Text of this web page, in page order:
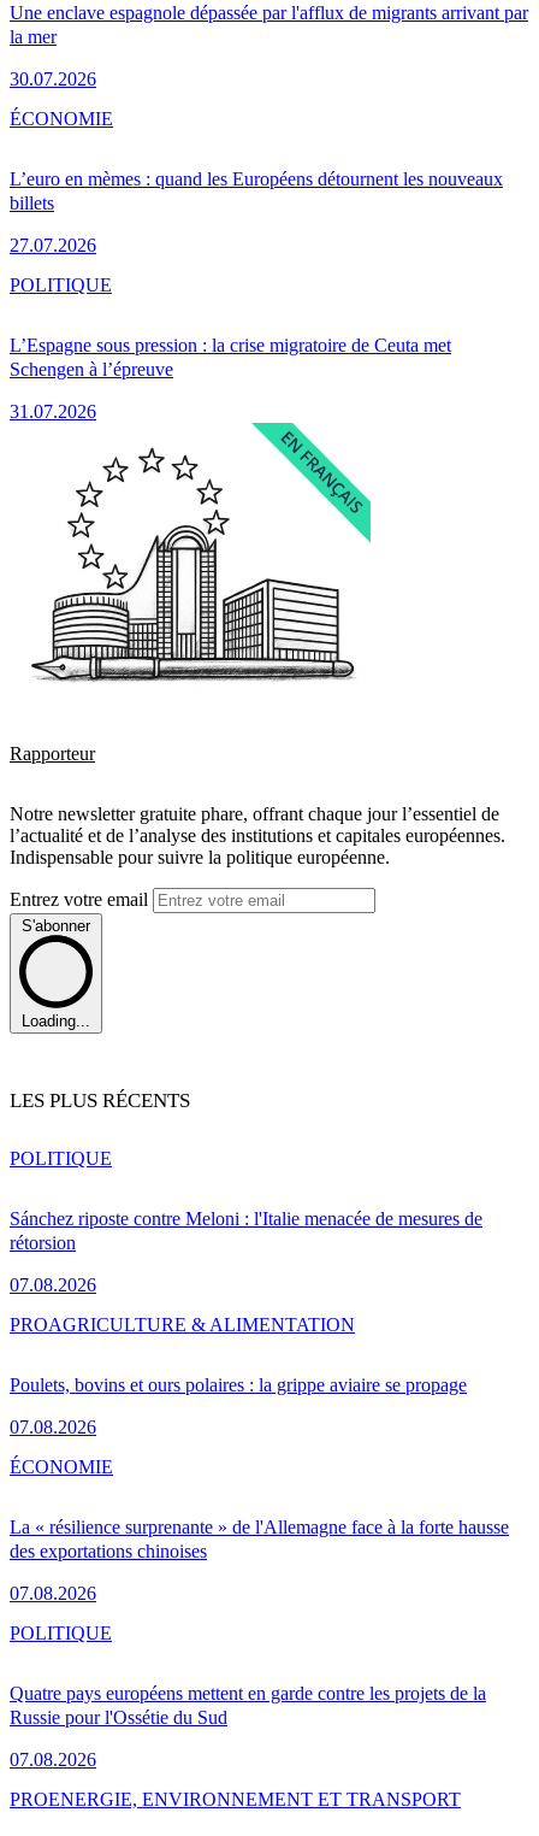
Une enclave espagnole dépassée par l'afflux de migrants arrivant par
la mer
30.07.2026
L’euro en mèmes : quand les Européens détournent les nouveaux
billets
27.07.2026
ÉCONOMIE
L’Espagne sous pression : la crise migratoire de Ceuta met
Schengen à l’épreuve
31.07.2026
POLITIQUE
Rapporteur
Notre newsletter gratuite phare, offrant chaque jour l’essentiel de
l’actualité et de l’analyse des institutions et capitales européennes.
Indispensable pour suivre la politique européenne.
Entrez votre email
S'abonner
Loading...
LES PLUS RÉCENTS
Sánchez riposte contre Meloni : l'Italie menacée de mesures de
rétorsion
07.08.2026
POLITIQUE
Poulets, bovins et ours polaires : la grippe aviaire se propage
07.08.2026
PROAGRICULTURE & ALIMENTATION
La « résilience surprenante » de l'Allemagne face à la forte hausse
des exportations chinoises
07.08.2026
ÉCONOMIE
Quatre pays européens mettent en garde contre les projets de la
Russie pour l'Ossétie du Sud
07.08.2026
POLITIQUE
PROENERGIE, ENVIRONNEMENT ET TRANSPORT